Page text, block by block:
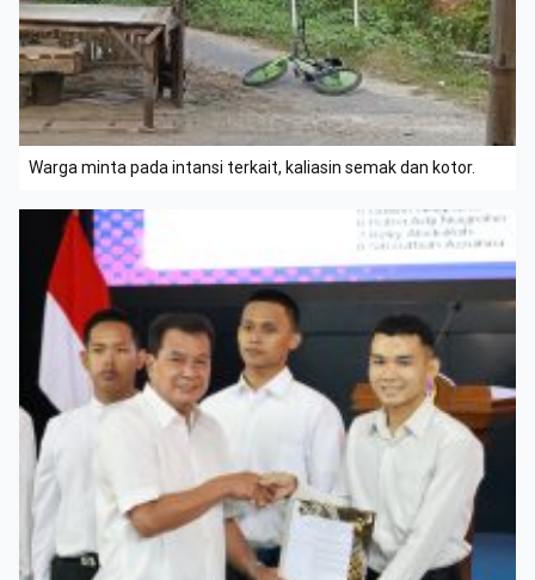
Warga minta pada intansi terkait, kaliasin semak dan kotor.